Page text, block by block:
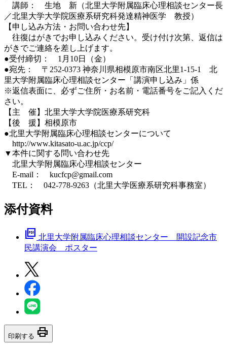
講師： 生地 新（北里大学附属臨床心理相談センター長
／北里大学大学院医療系研究科発達精神医学 教授）
【申し込み方法・お問い合わせ先】
往復はがきでお申し込みください。受け付け次第、返信は
がきでご連絡を差し上げます。
●受付締切： 1月10日（金）
●宛先： 〒252-0373 神奈川県相模原市南区北里1-15-1 北
里大学附属臨床心理相談センター「講演申し込み」係
※返信表面に、必ずご住所・お名前・電話番号をご記入くだ
さい。
【主 催】北里大学大学院医療系研究科
【後 援】相模原市
●北里大学附属臨床心理相談センターについて
http://www.kitasato-u.ac.jp/ccp/
▼本件に関する問い合わせ先
北里大学附属臨床心理相談センター
E-mail： kucfcp@gmail.com
TEL： 042-778-9263（北里大学医療系研究科事務室）
添付資料
picture_as_pdf 北里大学附属臨床心理相談センター 開設記念市
民講演会 ポスター
印刷する print